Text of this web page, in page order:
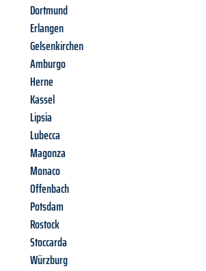
Dortmund
Erlangen
Gelsenkirchen
Amburgo
Herne
Kassel
Lipsia
Lubecca
Magonza
Monaco
Offenbach
Potsdam
Rostock
Stoccarda
Würzburg